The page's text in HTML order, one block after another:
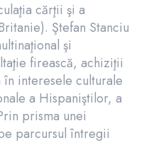
cărţii şi a
Ştefan Stanciu
şi
firească, achiziţii
interesele culturale
a Hispaniştilor, a
prisma unei
parcursul întregii